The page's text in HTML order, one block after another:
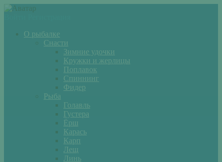
О рыбалке
Снасти
Зимние удочки
Кружки и жерлицы
Поплавок
Спиннинг
Фидер
Рыба
Голавль
Густера
Ёрш
Карась
Карп
Лещ
Линь